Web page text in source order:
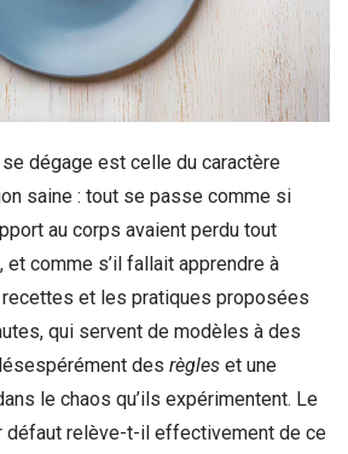
dégage est celle du caractère
saine : tout se passe comme si
au corps avaient perdu tout
et comme s’il fallait apprendre à
et les pratiques proposées
qui servent de modèles à des
des règles et une
le chaos qu’ils expérimentent. Le
défaut relève-t-il effectivement de ce